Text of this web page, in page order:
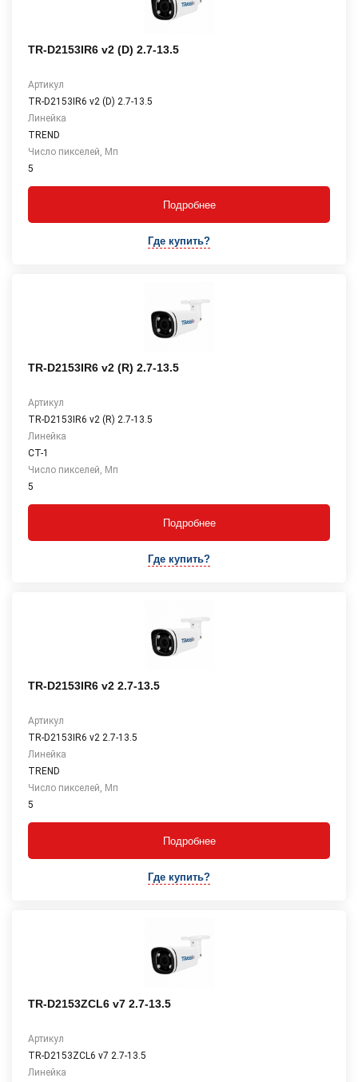
TR-D2153IR6 v2 (D) 2.7-13.5
Артикул
TR-D2153IR6 v2 (D) 2.7-13.5
Линейка
TREND
Число пикселей, Мп
5
Подробнее
Где купить?
TR-D2153IR6 v2 (R) 2.7-13.5
Артикул
TR-D2153IR6 v2 (R) 2.7-13.5
Линейка
СТ-1
Число пикселей, Мп
5
Подробнее
Где купить?
TR-D2153IR6 v2 2.7-13.5
Артикул
TR-D2153IR6 v2 2.7-13.5
Линейка
TREND
Число пикселей, Мп
5
Подробнее
Где купить?
TR-D2153ZCL6 v7 2.7-13.5
Артикул
TR-D2153ZCL6 v7 2.7-13.5
Линейка